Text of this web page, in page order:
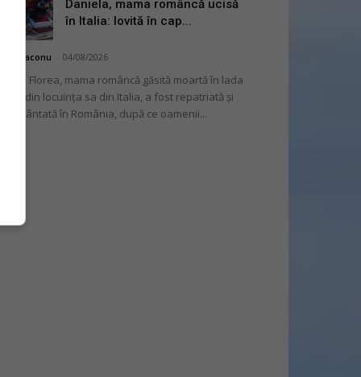
Daniela, mama româncă ucisă
în Italia: lovită în cap...
Diaconu 04/08/2026
Florea, mama româncă găsită moartă în lada
din locuința sa din Italia, a fost repatriată și
în România, după ce oamenii...